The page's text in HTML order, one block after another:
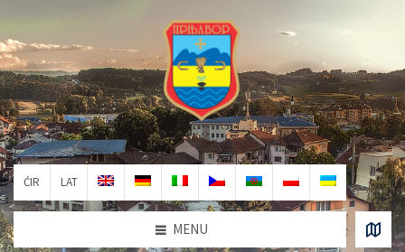
ĆIR LAT
MENU